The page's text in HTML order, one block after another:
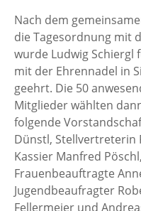
Nach dem
die Tagesordnung mit
wurde Ludwig Schiergl
mit der Ehrennadel in
geehrt. Die 50
Mitglieder wählten
folgende
Dünstl, Stellvertreterin
Kassier Manfred
Frauenbeauftragte
Jugendbeaufragter
Fellermeier und